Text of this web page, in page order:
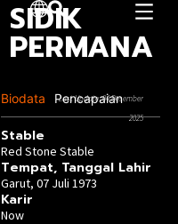
SIDIK
PERMANA
Biodata Pencapaian
Stable
Red Stone Stable
Tempat, Tanggal Lahir​
Garut, 07 Juli 1973
Karir
Now
Last Update :04 Desember
2025